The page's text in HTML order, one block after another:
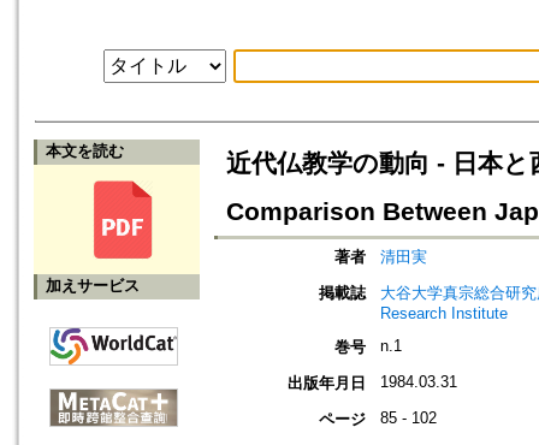
本文を読む
加えサービス
近代仏教学の動向 - 日本
Comparison Between
著者
清田実
掲載誌
大谷大学真宗総合研
Research Institute
巻号
n.1
出版年月日 1984.03.31
ページ 85 - 102